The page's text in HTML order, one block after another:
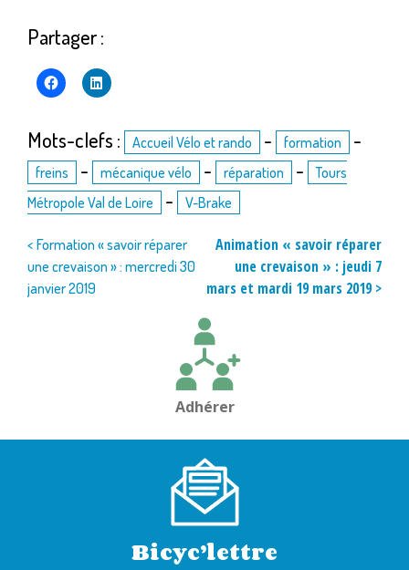
Partager :
Mots-clefs : Accueil Vélo et rando - formation -
freins - mécanique vélo - réparation -
Tours
Métropole Val de Loire
- V-Brake
Navigation
de
< Formation « savoir réparer
une crevaison » : mercredi 30
janvier 2019
Animation « savoir réparer
une crevaison » : jeudi 7
mars et mardi 19 mars 2019 >
Adhérer
Bicyc’lettre